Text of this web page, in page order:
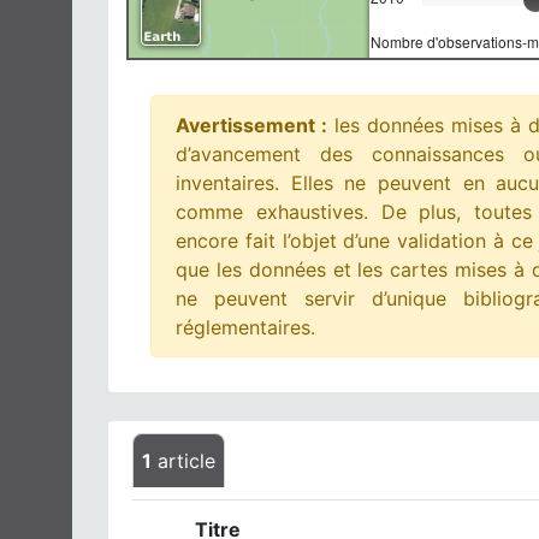
Nombre d'observations-
Avertissement : les données mises à
d’avancement des
inventaires. Elles ne peuvent en
comme exhaustives. De plus,
encore fait l’objet d’une validation à
que les données et les cartes mises à
ne peuvent servir d’unique
réglementaires.
1 article
Titre